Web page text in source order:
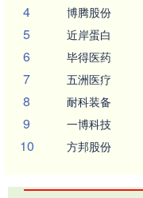
4 博腾股份
5 近岸蛋白
6 毕得医药
7 五洲医疗
8 耐科装备
9 一博科技
10 方邦股份